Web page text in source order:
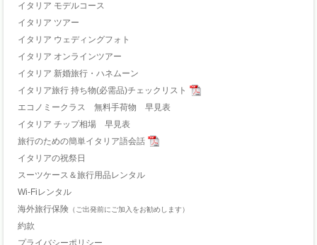
イタリア モデルコース
イタリア ツアー
イタリア ウェディングフォト
イタリア オンラインツアー
イタリア 新婚旅行・ハネムーン
イタリア旅行 持ち物(必需品)チェックリスト
エコノミークラス 無料手荷物 早見表
イタリア チップ相場 早見表
旅行のための簡単イタリア語会話
イタリアの祝祭日
スーツケース＆旅行用品レンタル
Wi-Fiレンタル
海外旅行保険 （ご出発前にご加入をお勧めします）
約款
プライバシーポリシー